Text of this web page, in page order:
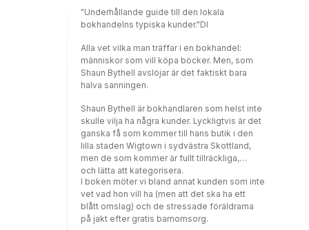
real live bookseller.' (Charlotte Heathcote
Sunday Express)Shaun Bythell owns The
second-hand bookshop. It contains 100,000
books, spread over a mile of shelving, with
twisting corridors and roaring fires, and all set
in a beautiful, rural town by the edge of the
In these wry and hilarious diaries, Shaun
provides an inside look at the trials and
tribulations of life in the book trade, from
struggles with eccentric customers to
wrangles with his own staff, who include the
ski-suit-wearing, bin-foraging Nicky. He
takes us with him on buying trips to old
estates and auction houses, recommends
books (both lost classics and new
discoveries), introduces us to the thrill of the
"Underhållande guide till den lokala
bokhandelns typiska kunder."DI
Alla vet vilka man träffar i en bokhandel:
människor som vill köpa böcker. Men, som
Shaun Bythell avslöjar är det faktiskt bara
halva sanningen.
Shaun Bythell är bokhandlaren som helst inte
skulle vilja ha några kunder. Lyckligtvis är det
ganska få som kommer till hans butik i den
lilla staden Wigtown i sydvästra Skottland,
men de som kommer är fullt tillräckliga,
och lätta att kategorisera.
I boken möter vi bland annat kunden som inte
vet vad hon vill ha (men att det ska ha ett
blått omslag) och de stressade föräldrarna
på jakt efter gratis barnomsorg.